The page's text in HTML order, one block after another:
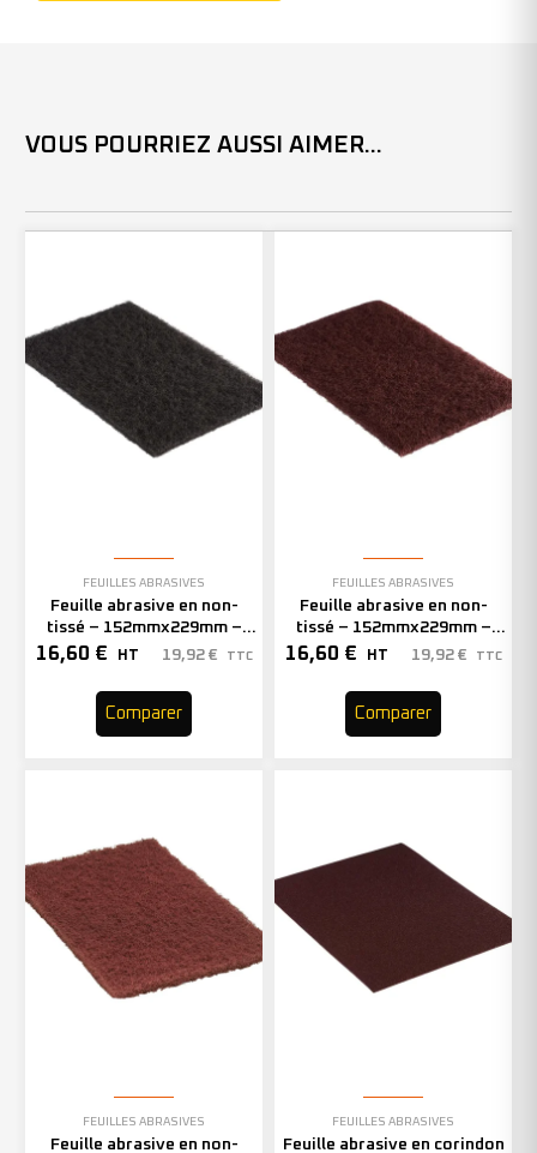
VOUS POURRIEZ AUSSI AIMER...
FEUILLES ABRASIVES
Feuille abrasive en non-
tissé – 152mmx229mm –
Grain extra-fin – 305369
16,60 € HT 19,92 € TTC
Comparer
FEUILLES ABRASIVES
Feuille abrasive en non-
tissé – 152mmx229mm –
Grain très fin – 305368 (x10)
16,60 € HT 19,92 € TTC
Comparer
FEUILLES ABRASIVES
Feuille abrasive en non-
FEUILLES ABRASIVES
Feuille abrasive en corindon